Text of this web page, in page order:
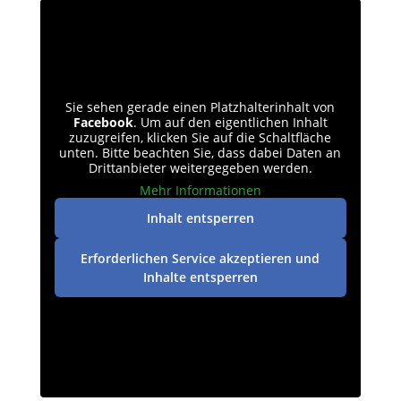
Sie sehen gerade einen Platzhalterinhalt von
Facebook. Um auf den eigentlichen Inhalt
zuzugreifen, klicken Sie auf die Schaltfläche
unten. Bitte beachten Sie, dass dabei Daten an
Drittanbieter weitergegeben werden.
Mehr Informationen
Inhalt entsperren
Erforderlichen Service akzeptieren und
Inhalte entsperren